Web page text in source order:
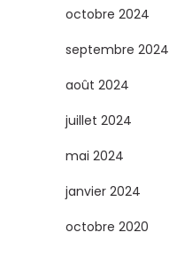
octobre 2024
septembre 2024
août 2024
juillet 2024
mai 2024
janvier 2024
octobre 2020